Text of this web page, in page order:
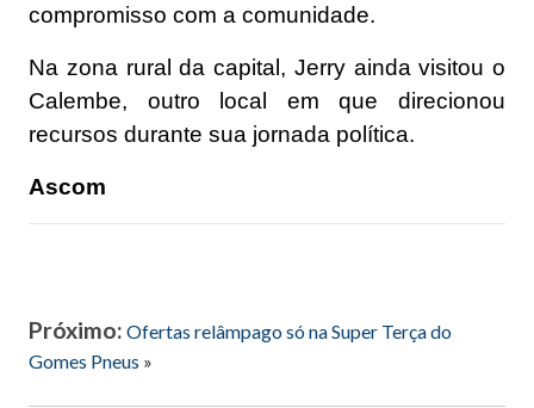
compromisso com a comunidade.
Na zona rural da capital, Jerry ainda visitou o
Calembe, outro local em que direcionou
recursos durante sua jornada política.
Ascom
Próximo: Ofertas relâmpago só na Super Terça do
Gomes Pneus »